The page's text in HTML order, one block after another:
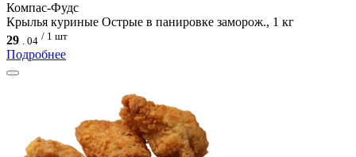
Компас-Фудс
Крылья куриные Острые в панировке заморож., 1 кг
29
04 / 1 шт
Подробнее